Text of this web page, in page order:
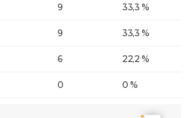
9 33,3 %
9 33,3 %
6 22,2 %
0 0 %